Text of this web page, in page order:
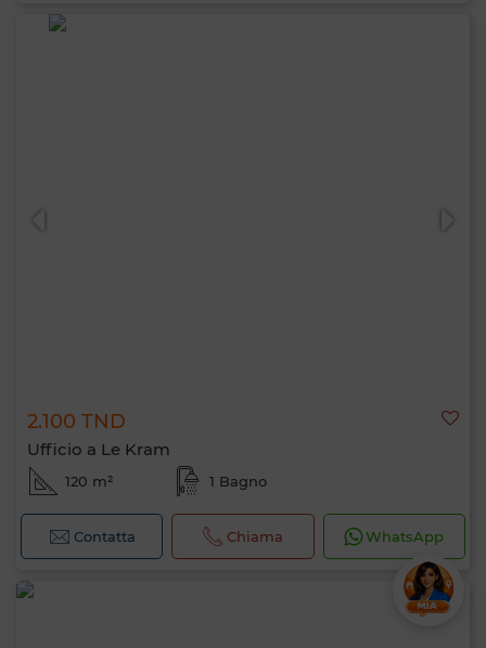
2.100 TND
Ufficio a Le Kram
120 m² 1 Bagno
Contatta Chiama WhatsApp